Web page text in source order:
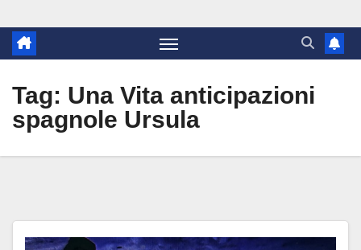
Tag: Una Vita anticipazioni
spagnole Ursula